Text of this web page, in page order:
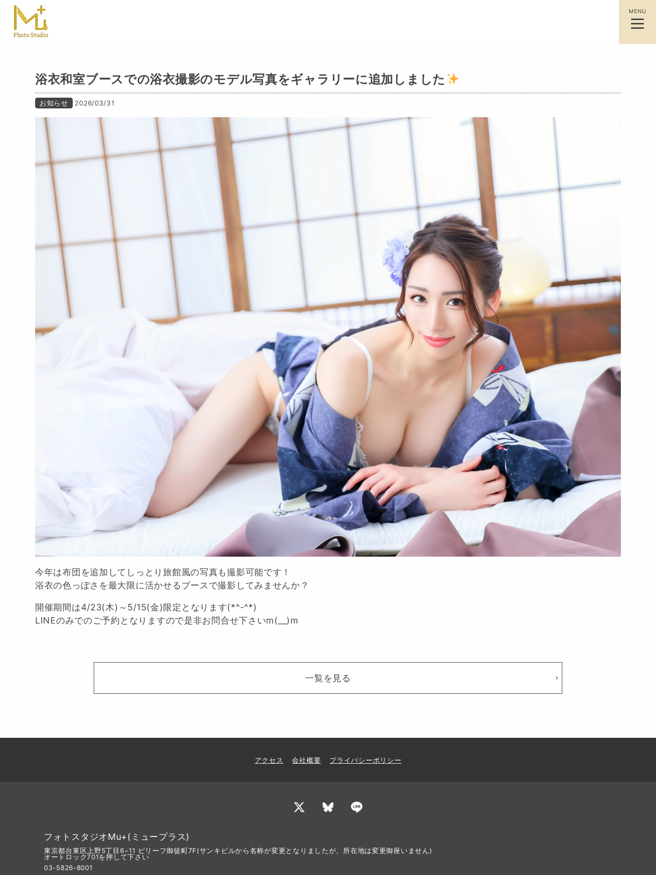
MENU
浴衣和室ブースでの浴衣撮影のモデル写真をギャラリーに追加しました
お知らせ 2026/03/31
今年は布団を追加してしっとり旅館風の写真も撮影可能です！
浴衣の色っぽさを最大限に活かせるブースで撮影してみませんか？
開催期間は4/23(木)～5/15(金)限定となります(*^-^*)
LINEのみでのご予約となりますので是非お問合せ下さいm(__)m
一覧を見る
アクセス 会社概要 プライバシーポリシー
フォトスタジオMu+(ミュープラス)
東京都台東区上野5丁目6−11 ビリーフ御徒町7F(サンキビルから名称が変更となりましたが、所在地は変更御座いません)
オートロック701を押して下さい
03-5826-8001